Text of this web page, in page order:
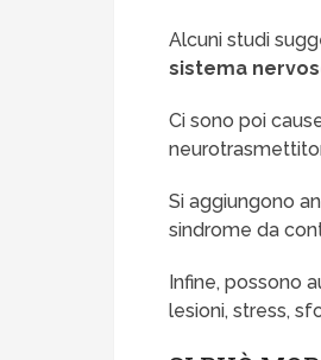
Alcuni studi
sistema
Ci sono poi
Si aggiungono
sindrome da
Infine, possono
lesioni, stress,